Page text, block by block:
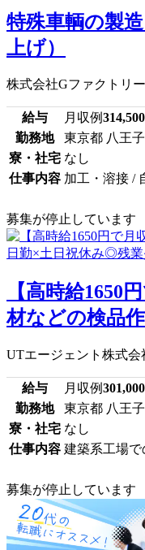
特殊車輌の製
上げ）
株式会社Gファクトリ
給与 月収例314,500
勤務地
東京都 八王
寮・社宅 なし
仕事内容 加工・溶接 /
募集が停止しています
【高時給1650
材などの検品
UTエージェント株式会
給与 月収例301,000
勤務地
東京都 八王
寮・社宅 なし
仕事内容 建築系工場
募集が停止しています